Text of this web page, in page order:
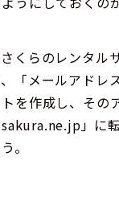
くらのレンタル
「メールアドレ
を作成し、その
」に
。